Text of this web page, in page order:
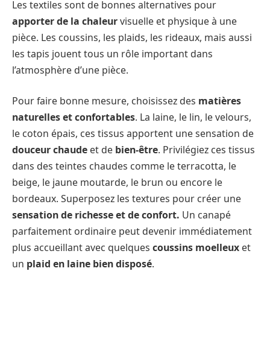
Les textiles sont de bonnes alternatives pour
apporter de la chaleurvisuelle et physique à une
pièce. Les coussins, les plaids, les rideaux, mais aussi
les tapis jouent tous un rôle important dans
l’atmosphère d’une pièce.
Pour faire bonne mesure, choisissez des matières
naturelles et confortables. La laine, le lin, le velours,
le coton épais, ces tissus apportent une sensation de
douceur chaude et de bien-être. Privilégiez ces tissus
dans des teintes chaudes comme le terracotta, le
beige, le jaune moutarde, le brun ou encore le
bordeaux. Superposez les textures pour créer une
sensation de richesse et de confort. Un canapé
parfaitement ordinaire peut devenir immédiatement
plus accueillant avec quelques coussins moelleux et
un plaid en laine bien disposé.